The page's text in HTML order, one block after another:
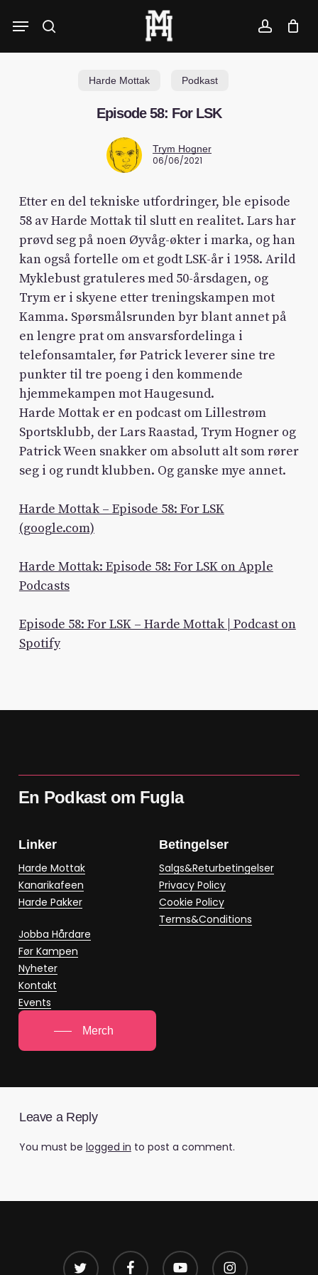
search account
Menu
Harde Mottak Podkast
Episode 58: For LSK
Trym Hogner
06/06/2021
Etter en del tekniske utfordringer, ble episode
58 av Harde Mottak til slutt en realitet. Lars har
prøvd seg på noen Øyvåg-økter i marka, og han
kan også fortelle om et godt LSK-år i 1958. Arild
Myklebust gratuleres med 50-årsdagen, og
Trym er i skyene etter treningskampen mot
Kamma. Spørsmålsrunden byr blant annet på
en lengre prat om ansvarsfordelinga i
telefonsamtaler, før Patrick leverer sine tre
punkter til tre poeng i den kommende
hjemmekampen mot Haugesund.
Harde Mottak er en podcast om Lillestrøm
Sportsklubb, der Lars Raastad, Trym Hogner og
Patrick Ween snakker om absolutt alt som rører
seg i og rundt klubben. Og ganske mye annet.
Harde Mottak – Episode 58: For LSK
(google.com)
Harde Mottak: Episode 58: For LSK on Apple
Podcasts
Episode 58: For LSK – Harde Mottak | Podcast on
Spotify
En Podkast om Fugla
Linker
Harde Mottak
Kanarikafeen
Harde Pakker
Jobba Hårdare
Før Kampen
Nyheter
Kontakt
Events
Betingelser
Salgs&Returbetingelser
Privacy Policy
Cookie Policy
Terms&Conditions
Merch
Leave a Reply
You must be logged in to post a comment.
twitter facebook youtube instagram